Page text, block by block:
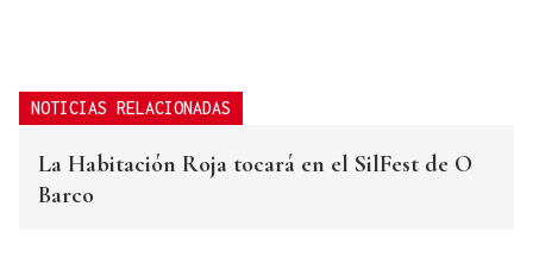
NOTICIAS RELACIONADAS
La Habitación Roja tocará en el SilFest de O
Barco